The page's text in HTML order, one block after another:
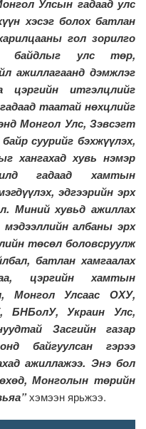
Улсын гадаад улс
хэсэг болох батлан
гол зорилго
байдлыг улс төр,
ажиллагаанд дэмжлэг
цэргийн итгэлцлийг
таатай нөхцлийг
Монгол Улс, Зэвсэгт
суурийг бэхжүүлэх,
хангахад хувь нэмэр
гадаад хамтын
эдгээрийн эрх
Миний хувьд ажиллах
мэдээллийн албаны эрх
төсөл боловсруулж
батлан хамгаалах
цэргийн хамтын
Монгол Улсаас ОХУ,
Украин Улс,
Засгийн газар
байгуулсан гэрээ
ажиллажээ. Энэ бол
Монголын төрийн
хэмээн ярьжээ.